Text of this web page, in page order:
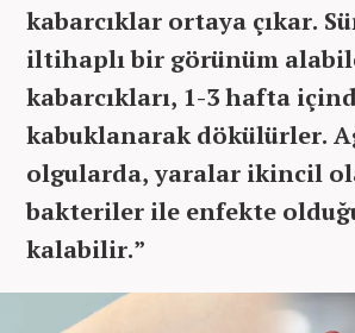
kabarcıklar ortaya çıkar.
iltihaplı bir görünüm
kabarcıkları, 1-3 hafta
kabuklanarak dökülürler.
olgularda, yaralar ikincil
bakteriler ile enfekte
kalabilir.”